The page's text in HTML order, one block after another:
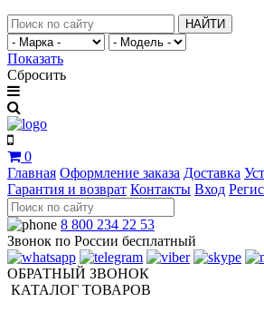
НАЙТИ
Показать
Сбросить
0
Главная Оформление заказа Доставка
Гарантия и возврат Контакты Вход
8 800 234 22 53
Звонок по России бесплатный
ОБРАТНЫЙ ЗВОНОК
КАТАЛОГ ТОВАРОВ